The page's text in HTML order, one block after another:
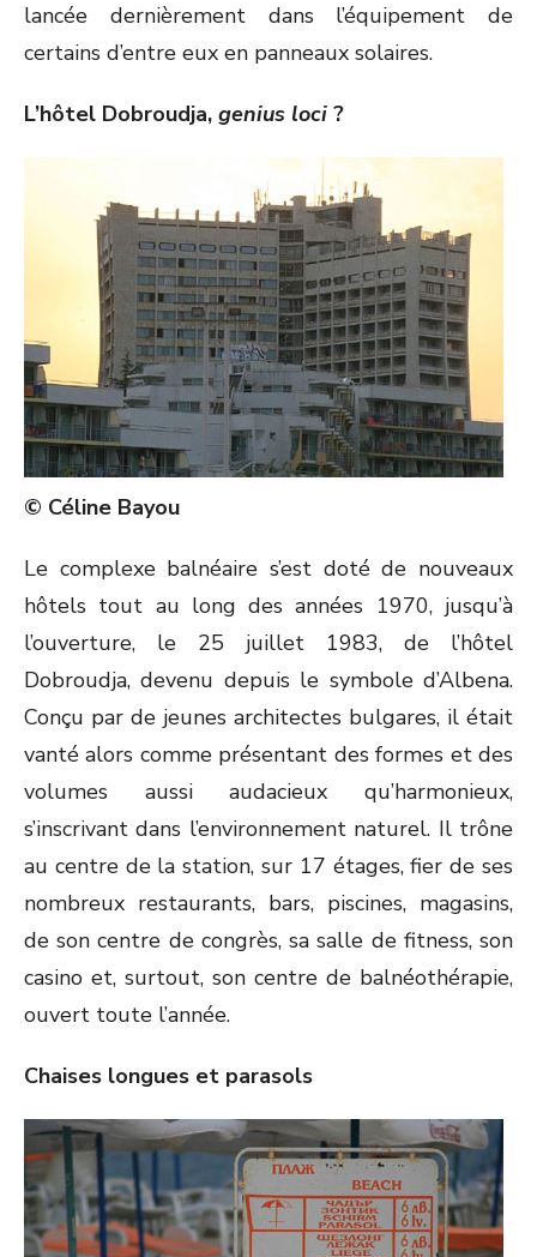
lancée dernièrement dans l’équipement de
certains d’entre eux en panneaux solaires.
L’hôtel Dobroudja, genius loci ?
© Céline Bayou
Le complexe balnéaire s’est doté de nouveaux
hôtels tout au long des années 1970, jusqu’à
l’ouverture, le 25 juillet 1983, de l’hôtel
Dobroudja, devenu depuis le symbole d’Albena.
Conçu par de jeunes architectes bulgares, il était
vanté alors comme présentant des formes et des
volumes aussi audacieux qu’harmonieux,
s’inscrivant dans l’environnement naturel. Il trône
au centre de la station, sur 17 étages, fier de ses
nombreux restaurants, bars, piscines, magasins,
de son centre de congrès, sa salle de fitness, son
casino et, surtout, son centre de balnéothérapie,
ouvert toute l’année.
Chaises longues et parasols